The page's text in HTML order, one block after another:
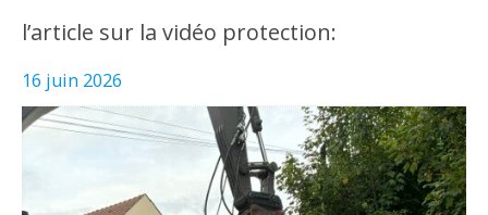
l’article sur la vidéo protection:
16 juin 2026